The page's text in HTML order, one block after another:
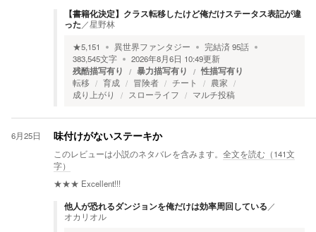
【書籍化決定】クラス転移したけど俺だけステータス表記が違
った ／星野林
★5,151 異世界ファンタジー 完結済95話
383,545文字 2026年8月6日 10:49更新
残酷描写有り 暴力描写有り 性描写有り
転移 育成 冒険者 チート
農家
成り上がり
スローライフ マルチ投稿
6月25日 味付けがないステーキか
このレビューは小説のネタバレを含みます。 全文を読む（141文
字）
★★★ Excellent!!!
他人が恐れるダンジョンを俺だけは効率周回している ／
オカリオル